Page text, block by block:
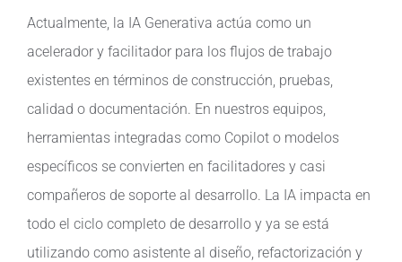
Actualmente, la IA Generativa actúa como un
acelerador y facilitador para los flujos de trabajo
existentes en términos de construcción, pruebas,
calidad o documentación. En nuestros equipos,
herramientas integradas como Copilot o modelos
específicos se convierten en facilitadores y casi
compañeros de soporte al desarrollo. La IA impacta en
todo el ciclo completo de desarrollo y ya se está
utilizando como asistente al diseño, refactorización y